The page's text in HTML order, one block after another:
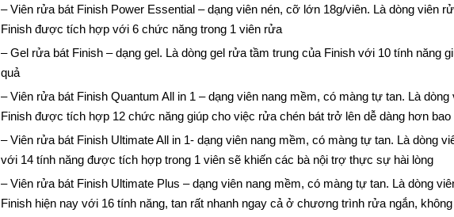
– Viên rửa bát Finish Power Essential – dạng viên nén, cỡ lớn 18g/viên. Là dòng viên
Finish được tích hợp với 6 chức năng trong 1 viên rửa
– Gel rửa bát Finish – dạng gel. Là dòng gel rửa tầm trung của Finish với 10 tính năng
quả
– Viên rửa bát Finish Quantum All in 1 – dạng viên nang mềm, có màng tự tan. Là
Finish được tích hợp 12 chức năng giúp cho việc rửa chén bát trở lên dễ dàng hơn bao
– Viên rửa bát Finish Ultimate All in 1- dạng viên nang mềm, có màng tự tan. Là dòng
với 14 tính năng được tích hợp trong 1 viên sẽ khiến các bà nội trợ thực sự hài lòng
– Viên rửa bát Finish Ultimate Plus – dạng viên nang mềm, có màng tự tan. Là dòng
Finish hiện nay với 16 tính năng, tan rất nhanh ngay cả ở chương trình rửa ngắn,